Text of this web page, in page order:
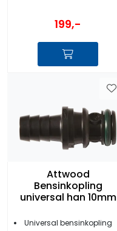
199,-
Attwood
Bensinkopling
universal han 10mm
Universal bensinkopling